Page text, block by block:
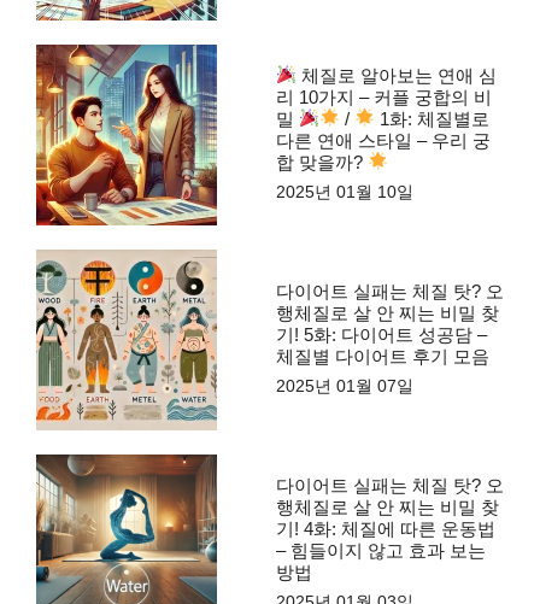
체질로 알아보는 연애 심
리 10가지 – 커플 궁합의 비
밀
/
1화: 체질별로
다른 연애 스타일 – 우리 궁
합 맞을까?
2025년 01월 10일
다이어트 실패는 체질 탓? 오
행체질로 살 안 찌는 비밀 찾
기! 5화: 다이어트 성공담 –
체질별 다이어트 후기 모음
2025년 01월 07일
다이어트 실패는 체질 탓? 오
행체질로 살 안 찌는 비밀 찾
기! 4화: 체질에 따른 운동법
– 힘들이지 않고 효과 보는
방법